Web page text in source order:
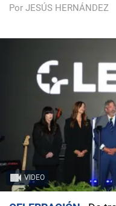
Por JESÚS HERNÁNDEZ
VIDEO